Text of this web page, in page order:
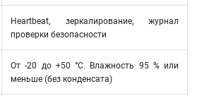
Heartbeat, зеркалирование, журнал
проверки безопасности
От -20 до +50 °C. Влажность 95 % или
меньше (без конденсата)